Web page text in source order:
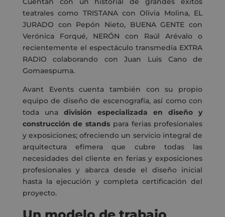
teatrales como TRISTANA con Olivia Molina, EL
JURADO con Pepón Nieto, BUENA GENTE con
Verónica Forqué, NERÓN con Raúl Arévalo o
recientemente el espectáculo transmedia EXTRA
RADIO colaborando con Juan Luis Cano de
Gomaespuma.
Avant Events cuenta también con su propio
equipo de diseño de escenografía, así como con
toda una división especializada en diseño y
construcción de stands para ferias profesionales
y exposiciones; ofreciendo un servicio integral de
arquitectura efímera que cubre todas las
necesidades del cliente en ferias y exposiciones
profesionales y abarca desde el diseño inicial
hasta la ejecución y completa certificación del
proyecto.